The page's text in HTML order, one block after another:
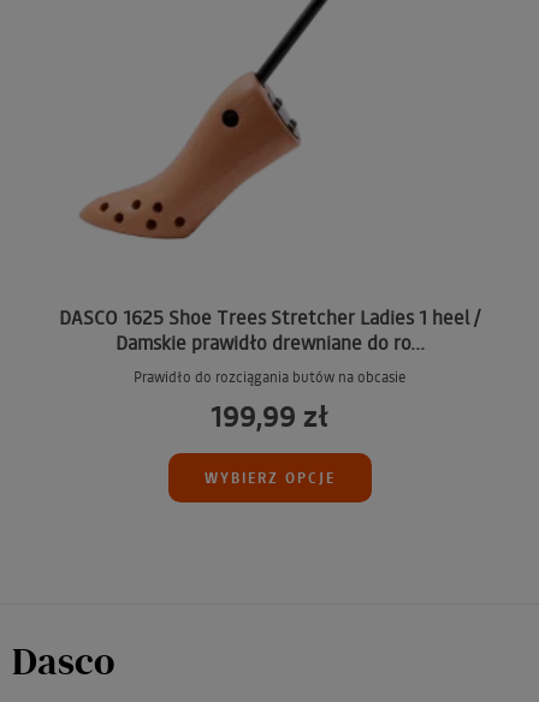
DASCO 1625 Shoe Trees Stretcher Ladies 1 heel /
Damskie prawidło drewniane do ro...
Prawidło do rozciągania butów na obcasie
199,99 zł
WYBIERZ OPCJE
Dasco